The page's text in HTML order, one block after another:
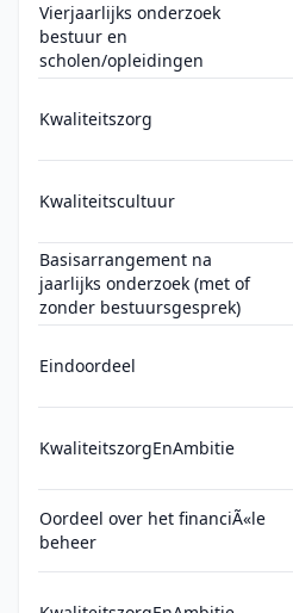
Vierjaarlijks onderzoek
bestuur en
scholen/opleidingen
Kwaliteitszorg
Kwaliteitscultuur
Basisarrangement na
jaarlijks onderzoek (met of
zonder bestuursgesprek)
Eindoordeel
KwaliteitszorgEnAmbitie
Oordeel over het financiÃ«le
beheer